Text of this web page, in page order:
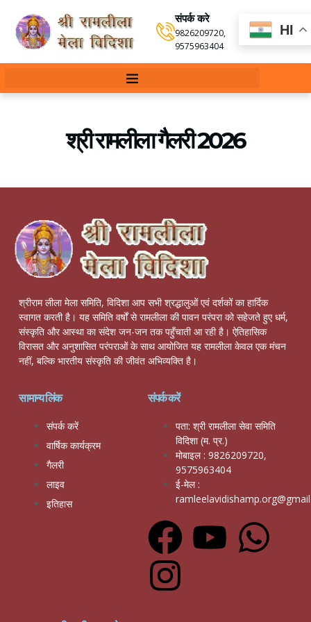
संपर्क करे
9826209720,
9575963404
श्री रामलीला गैलरी 2026
श्रीराम लीला मेला समिति, विदिशा आप सभी श्रद्धालुओं एवं दर्शकों का हार्दिक
स्वागत करती है। यह समिति वर्षों से रामलीला की पावन परंपरा को सहेजते हुए धर्म,
संस्कृति और आस्था का संदेश जन-जन तक पहुँचाती आ रही है। ऐतिहासिक
विरासत और अनुशासित परंपराओं के साथ आयोजित यह रामलीला केवल एक मंचन
नहीं, बल्कि भारतीय संस्कृति की जीवंत अभिव्यक्ति है।
सामान्य लिंक
संपर्क करें
वार्षिक कार्यक्रम
गैलरी
लाइव
इतिहास
संपर्क करें
पता: श्री रामलीला सेवा समिति
विदिशा (म. प्र.)
मोबाइल : 9826209720,
9575963404
ई-मेल :
HI